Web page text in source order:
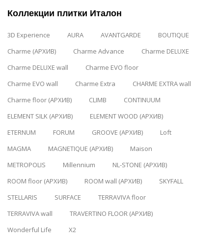
Коллекции плитки Италон
3D Experience AURA AVANTGARDE
BOUTIQUE
Charme (АРХИВ)
Charme Advance
Charme DELUXE
Charme DELUXE wall
Charme EVO floor
Charme EVO wall
Charme Extra
CHARME EXTRA wall
Charme floor (АРХИВ)
CLIMB
CONTINUUM
ELEMENT SILK (АРХИВ)
ELEMENT WOOD (АРХИВ)
ETERNUM
FORUM GROOVE (АРХИВ)
Loft
MAGMA
MAGNETIQUE (АРХИВ)
Maison
METROPOLIS
Millennium
NL-STONE (АРХИВ)
ROOM floor (АРХИВ)
ROOM wall (АРХИВ)
SKYFALL
STELLARIS
SURFACE
TERRAVIVA floor
TERRAVIVA wall
TRAVERTINO FLOOR (АРХИВ)
Wonderful Life
X2